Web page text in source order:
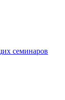
семинаров